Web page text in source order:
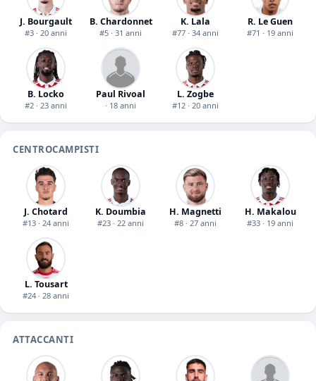
J. Bourgault
#3 · 20 anni
B. Chardonnet
#5 · 31 anni
K. Lala
#77 · 34 anni
R. Le Guen
#71 · 19 anni
B. Locko
#2 · 23 anni
Paul Rivoal
· 18 anni
L. Zogbe
#12 · 20 anni
CENTROCAMPISTI
J. Chotard
#13 · 24 anni
K. Doumbia
#23 · 22 anni
H. Magnetti
#8 · 27 anni
H. Makalou
#33 · 19 anni
L. Tousart
#24 · 28 anni
ATTACCANTI